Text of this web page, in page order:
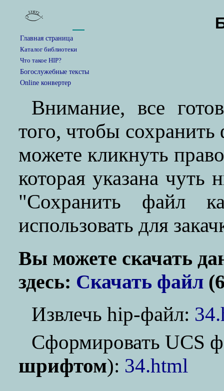
Главная страница
Каталог библиотеки
Что такое HIP?
Богослужебные тексты
Online конвертер
Внимание, все
того, чтобы
можете кликнуть
которая указана
"Сохранить файл
использовать для
Вы можете скачать
здесь: Скачать файл
Извлечь hip-файл:
Cформировать UCS
шрифтом): 34.html